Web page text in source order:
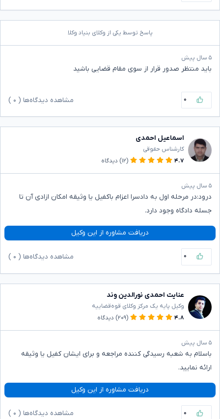
پاسخ توسط یکی از وکلای بنیاد وکلا
۵ سال پیش
باید منتظر صدور قرار از سوی مقام قضایی باشید
۰ مشاهده دیدگاه‌ها ( ۰
اسماعیل احمدی
کارشناس حقوقی
۴.۷
(۱۲) دیدگاه
۵ سال پیش
درود:در مرحله اول به دادسرا اعزام باکفیل یا وثیقه امکان ازادی آن تا
جسله دادگاه وجود دارد.
دریافت مشاوره از این وکیل
۰ مشاهده دیدگاه‌ها ( ۰
عنایت احمدی نورالدین وند
وکیل پایه یک مرکز وکلای قوه‌قضاییه
۴.۸
(۲۰۹) دیدگاه
۵ سال پیش
باسلام به شعبه رسیدگی کننده مراجعه و برای ایشان کفیل یا وثیقه
ارائه نمایید.
دریافت مشاوره از این وکیل
۰ مشاهده دیدگاه‌ها ( ۰